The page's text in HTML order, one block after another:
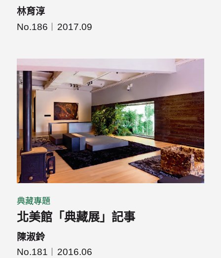
林育淳
No.186
2017.09
典藏專題
北美館「典藏展」記事
陳淑鈴
No.181
2016.06